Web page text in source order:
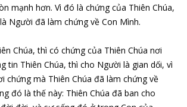
mạnh hơn. Vì đó là chứng của Thiên Chúa,
Người đã làm chứng về Con Mình.
Chúa, thì có chứng của Thiên Chúa nơi
tin Thiên Chúa, thì cho Người là gian dối, vì
chứng mà Thiên Chúa đã làm chứng về
đó là thế này: Thiên Chúa đã ban cho